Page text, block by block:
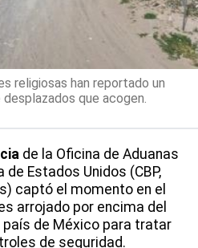
religiosas han reportado un
que acogen.
de la Oficina de Aduanas
Estados Unidos (CBP,
captó el momento en el
arrojado por encima del
de México para tratar
de seguridad.